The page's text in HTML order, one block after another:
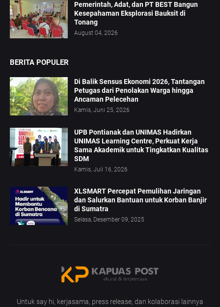
Pemerintah, Adat, dan PT BEST Bangun
Kesepahaman Eksplorasi Bauksit di
Tonang
August 04, 2026
BERITA POPULER
Di Balik Sensus Ekonomi 2026, Tantangan
Petugas dari Penolakan Warga hingga
Ancaman Pelecehan
Kamis, Juni 25, 2026
UPB Pontianak dan UNIMAS Hadirkan
UNIMAS Learning Centre, Perkuat Kerja
Sama Akademik untuk Tingkatkan Kualitas
SDM
Kamis, Juli 16, 2026
XLSMART Percepat Pemulihan Jaringan
dan Salurkan Bantuan untuk Korban Banjir
di Sumatra
Selasa, Desember 09, 2025
Untuk say hi, kerjasama, press release, dan kolaborasi lainnya